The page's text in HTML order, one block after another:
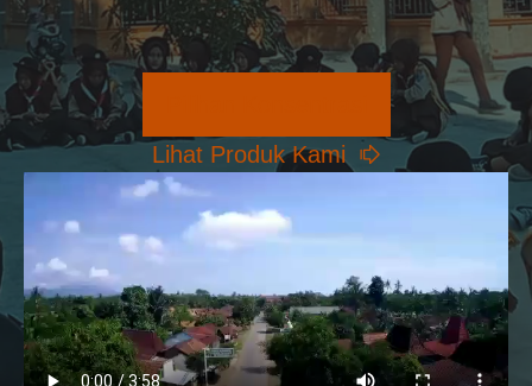
Lihat Produk Kami